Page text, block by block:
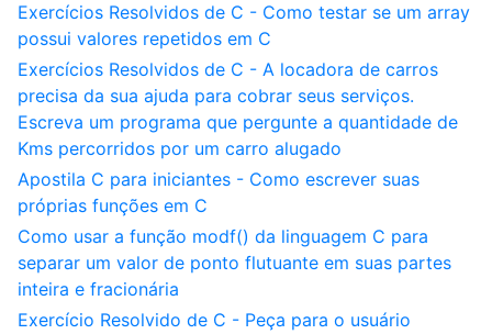
Exercícios Resolvidos de C - Como testar se um array
possui valores repetidos em C
Exercícios Resolvidos de C - A locadora de carros
precisa da sua ajuda para cobrar seus serviços.
Escreva um programa que pergunte a quantidade de
Kms percorridos por um carro alugado
Apostila C para iniciantes - Como escrever suas
próprias funções em C
Como usar a função modf() da linguagem C para
separar um valor de ponto flutuante em suas partes
inteira e fracionária
Exercício Resolvido de C - Peça para o usuário